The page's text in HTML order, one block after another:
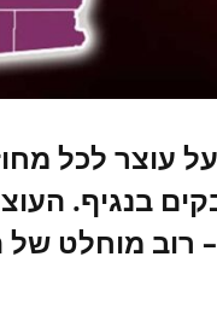
על עוצר לכל
רוב מוחלט של